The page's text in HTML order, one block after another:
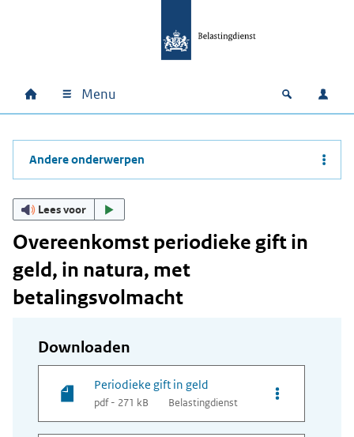
Hoofdnavigatie
Home Menu Open
Andere onderwerpen
Lees voor
Overeenkomst periodieke gift in
geld, in natura, met
betalingsvolmacht
Downloaden
Periodieke gift in geld
pdf - 271 kB Belastingdienst
Opties van